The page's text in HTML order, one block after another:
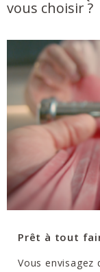
vous choisir ?
Prêt à tout
Vous envisagez